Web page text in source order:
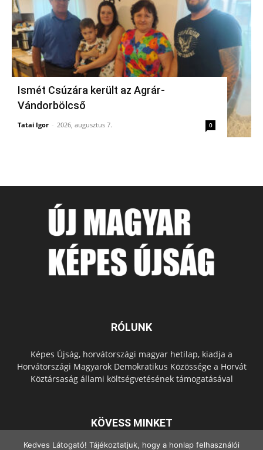
Ismét Csúzára került az Agrár-
Vándorbölcső
Tatai Igor - 2026, augusztus 7. 0
RÓLUNK
Képes Újság, horvátországi magyar hetilap, kiadja a
Horvátországi Magyarok Demokratikus Közössége a Horvát
Köztársaság állami költségvetésének támogatásával
KÖVESS MINKET
Kedves Látogató! Tájékoztatjuk, hogy a honlap felhasználói